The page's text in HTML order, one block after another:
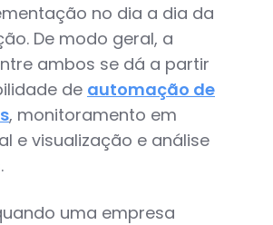
no dia a dia da
De modo geral, a
ambos se dá a partir
de automação de
, monitoramento em
e visualização e análise
uma empresa